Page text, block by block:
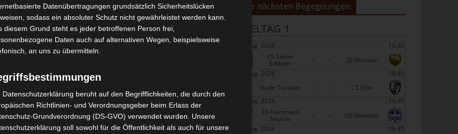
Die nächsten Begegnungen
SPIELTAG 1
22 Aug. 2026
16:30
PS Sakiet
Eddaïer - -
JS Omrane
22 Aug. 2026
16:30
Stade Tunisien
- -
CS Sfax
22 Aug. 2026
16:30
ES Hammam
Sousse - -
US Monastir
22 Aug. 2026
16:30
Datenübertragungen grundsätzlich Sicherheitslücken
sodass ein absoluter Schutz nicht gewährleistet werden kann.
diesem Grund steht es jeder betroffenen Person frei,
Daten auch auf alternativen Wegen, beispielsweise
an uns zu übermitteln.
Datenschutzerklärung beruht auf den Begrifflichkeiten, die durch den
Richtlinien- und Verordnungsgeber beim Erlass der
Grundverordnung (DS-GVO) verwendet wurden. Unsere
soll sowohl für die Öffentlichkeit als auch für unsere